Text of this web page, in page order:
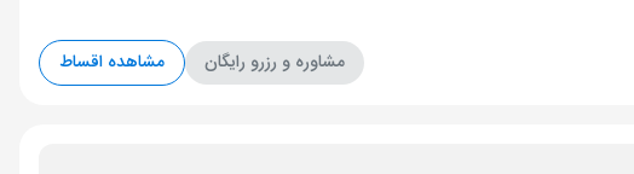
مشاوره و رزرو رایگان مشاهده اقساط